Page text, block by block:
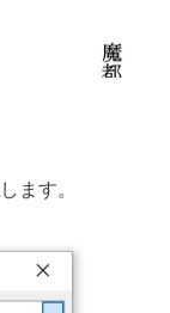
します。